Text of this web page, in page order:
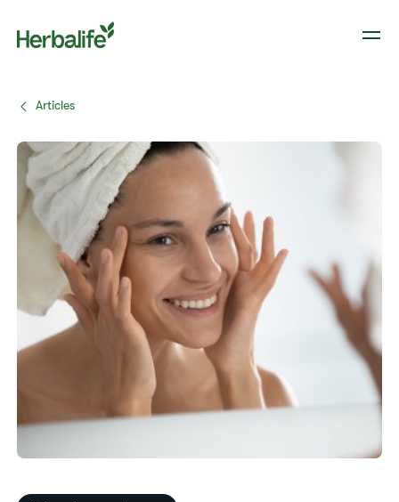
Articles